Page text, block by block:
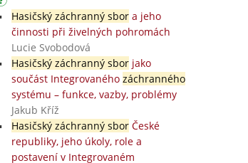
Hasičský záchranný sbora jeho
činnosti při živelných pohromách
Lucie Svobodová
Hasičský záchranný sborjako
součást Integrovaného záchranného
systému – funkce, vazby, problémy
Jakub Kříž
Hasičský záchranný sborČeské
republiky, jeho úkoly, role a
postavení v Integrovaném